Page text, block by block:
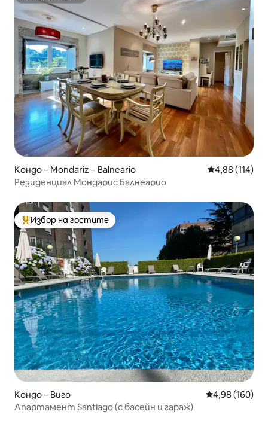
Кондо – Mondariz – Balneario Средна
4,88 (114)
Резиденциал Мондарис Балнеарио
Най-популярен избор на гостите
Избор на гостите
Кондо – Виго Средна
4,98 (160)
Апартамент Santiago (с басейн и гараж)